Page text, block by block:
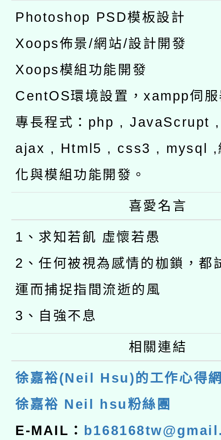
Photoshop PSD模板設計
Xoops佈景/網站/設計開發
Xoops模組功能開發
CentOS環境設置，xampp伺
專長程式：php , JavaScrupt
ajax , Html5 , css3 , mysql ,
化與模組功能開發。
喜愛名言
1、求知若飢 虛懷若愚
2、任何被視為感情的枷鎖，都
運而捕捉指間流逝的風
3、自強不息
相關連結
徐嘉裕(Neil Hsu)的工作心得
徐嘉裕 Neil hsu粉絲團
E-MAIL：